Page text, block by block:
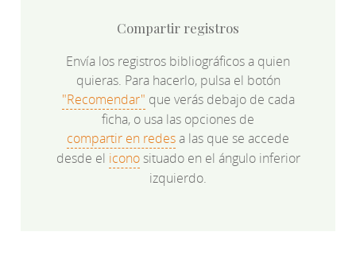
Compartir registros
Envía los registros bibliográficos a quien
quieras. Para hacerlo, pulsa el botón
"Recomendar" que verás debajo de cada
ficha, o usa las opciones de
compartir en redesa las que se accede
desde el iconosituado en el ángulo inferior
izquierdo.